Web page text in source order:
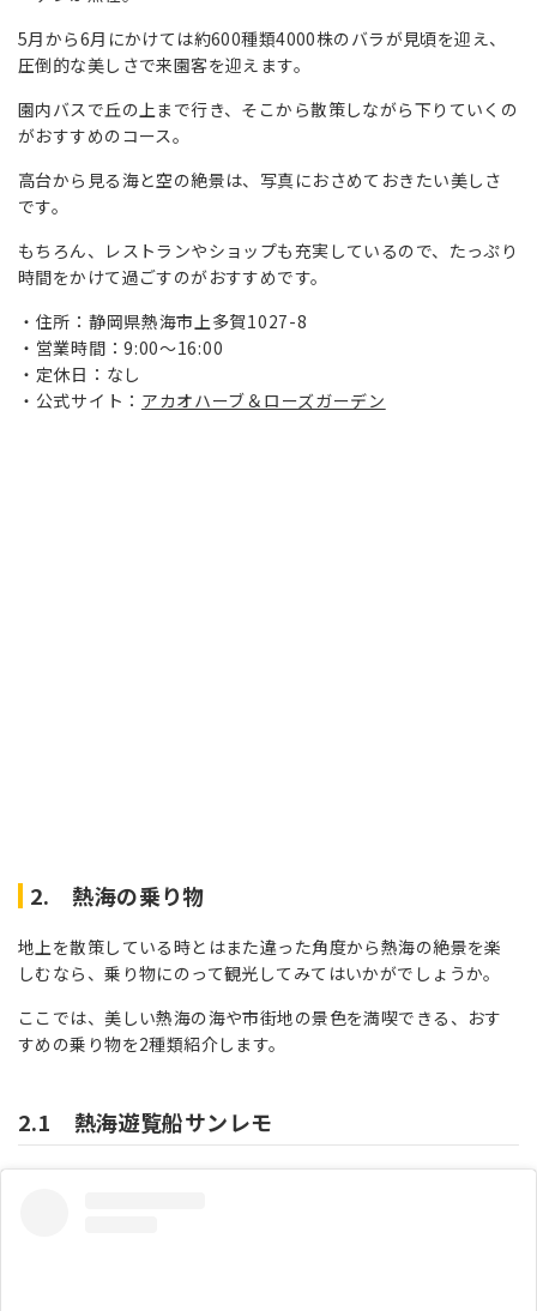
5月から6月にかけては約600種類4000株のバラが見頃を迎え、
圧倒的な美しさで来園客を迎えます。
園内バスで丘の上まで行き、そこから散策しながら下りていくの
がおすすめのコース。
高台から見る海と空の絶景は、写真におさめておきたい美しさ
です。
もちろん、レストランやショップも充実しているので、たっぷり
時間をかけて過ごすのがおすすめです。
住所：静岡県熱海市上多賀1027-8
営業時間：9:00～16:00
定休日：なし
公式サイト： アカオハーブ＆ローズガーデン
2. 熱海の乗り物
地上を散策している時とはまた違った角度から熱海の絶景を楽
しむなら、乗り物にのって観光してみてはいかがでしょうか。
ここでは、美しい熱海の海や市街地の景色を満喫できる、おす
すめの乗り物を2種類紹介します。
2.1 熱海遊覧船サンレモ